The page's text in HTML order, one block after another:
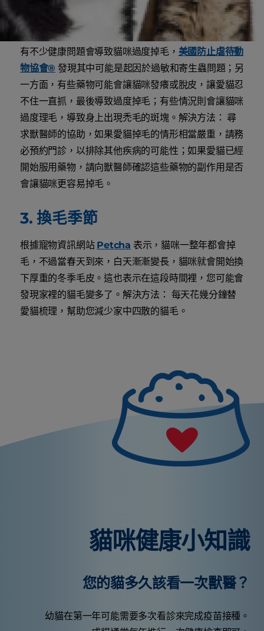
2. 健康問題
有不少健康問題會導致貓咪過度掉毛， 美國防止虐待動
物協會® 發現其中可能是起因於過敏和寄生蟲問題；另
一方面，有些藥物可能會讓貓咪發癢或脫皮，讓愛貓忍
不住一直抓，最後導致過度掉毛；有些情況則會讓貓咪
過度理毛，導致身上出現禿毛的斑塊。解決方法： 尋
求獸醫師的協助，如果愛貓掉毛的情形相當嚴重，請務
必預約門診，以排除其他疾病的可能性；如果愛貓已經
開始服用藥物，請向獸醫師確認這些藥物的副作用是否
會讓貓咪更容易掉毛。
3. 換毛季節
根據寵物資訊網站 Petcha 表示，貓咪一整年都會掉
毛，不過當春天到來，白天漸漸變長，貓咪就會開始換
下厚重的冬季毛皮。這也表示在這段時間裡，您可能會
發現家裡的貓毛變多了。解決方法： 每天花幾分鐘替
愛貓梳理，幫助您減少家中四散的貓毛。
貓咪健康小知識
您的貓多久該看一次獸醫？
幼貓在第一年可能需要多次看診來完成疫苗接種。